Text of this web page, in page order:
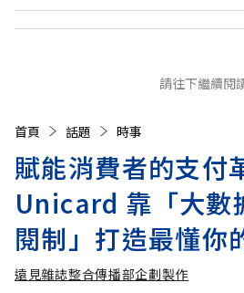
請往下繼續閱
首頁 話題 時事
賦能消費者的支付
Unicard 靠「大數
閱制」打造最懂你
遠見雜誌整合傳播部企劃製作